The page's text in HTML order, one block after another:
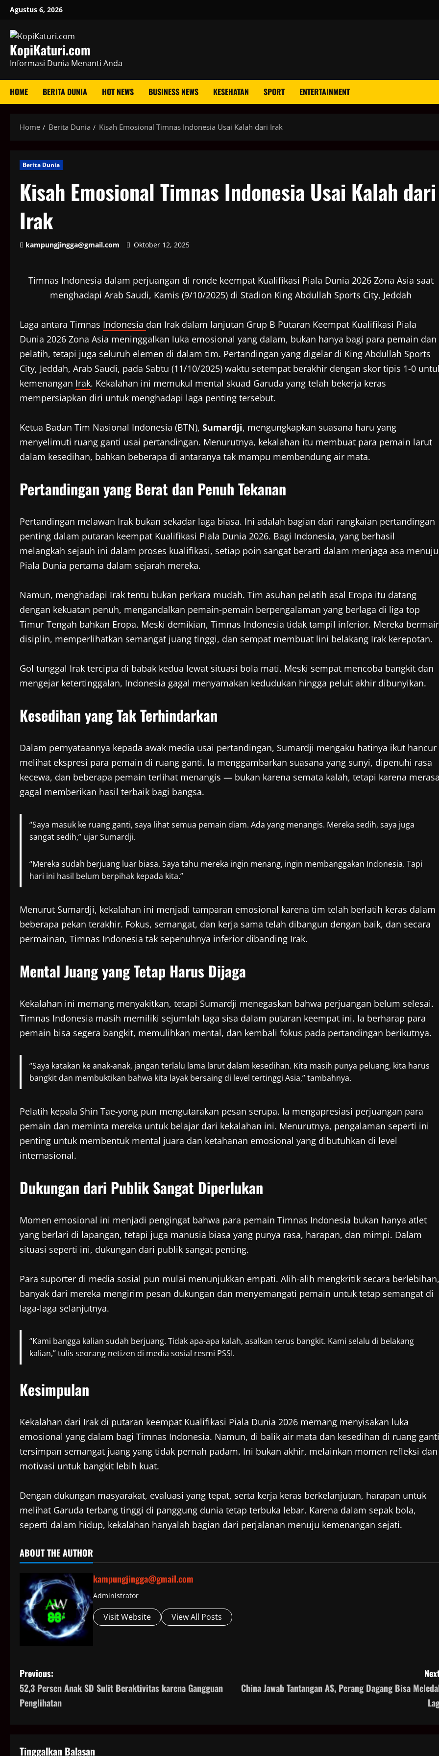
Skip
content
Agustus 6, 2026
KopiKaturi.com
Informasi Dunia Menanti Anda
HOME BERITA DUNIA HOT NEWS BUSINESS NEWS KESEHATAN SPORT ENTERTAINMENT
Home Berita Dunia Kisah Emosional Timnas Indonesia Usai Kalah dari Irak
Berita Dunia
Kisah Emosional Timnas Indonesia Usai Kalah dari
Irak
kampungjingga@gmail.com Oktober 12, 2025
Timnas Indonesia dalam perjuangan di ronde keempat Kualifikasi Piala Dunia 2026 Zona Asia saat
menghadapi Arab Saudi, Kamis (9/10/2025) di Stadion King Abdullah Sports City, Jeddah
Laga antara Timnas Indonesia dan Irak dalam lanjutan Grup B Putaran Keempat Kualifikasi Piala
Dunia 2026 Zona Asia meninggalkan luka emosional yang dalam, bukan hanya bagi para pemain dan
pelatih, tetapi juga seluruh elemen di dalam tim. Pertandingan yang digelar di King Abdullah Sports
City, Jeddah, Arab Saudi, pada Sabtu (11/10/2025) waktu setempat berakhir dengan skor tipis 1-0
kemenangan Irak. Kekalahan ini memukul mental skuad Garuda yang telah bekerja keras
mempersiapkan diri untuk menghadapi laga penting tersebut.
Ketua Badan Tim Nasional Indonesia (BTN), Sumardji, mengungkapkan suasana haru yang
menyelimuti ruang ganti usai pertandingan. Menurutnya, kekalahan itu membuat para pemain larut
dalam kesedihan, bahkan beberapa di antaranya tak mampu membendung air mata.
Pertandingan yang Berat dan Penuh Tekanan
Pertandingan melawan Irak bukan sekadar laga biasa. Ini adalah bagian dari rangkaian pertandingan
penting dalam putaran keempat Kualifikasi Piala Dunia 2026. Bagi Indonesia, yang berhasil
melangkah sejauh ini dalam proses kualifikasi, setiap poin sangat berarti dalam menjaga asa menuju
Piala Dunia pertama dalam sejarah mereka.
Namun, menghadapi Irak tentu bukan perkara mudah. Tim asuhan pelatih asal Eropa itu datang
dengan kekuatan penuh, mengandalkan pemain-pemain berpengalaman yang berlaga di liga top
Timur Tengah bahkan Eropa. Meski demikian, Timnas Indonesia tidak tampil inferior. Mereka
disiplin, memperlihatkan semangat juang tinggi, dan sempat membuat lini belakang Irak kerepotan.
Gol tunggal Irak tercipta di babak kedua lewat situasi bola mati. Meski sempat mencoba bangkit dan
mengejar ketertinggalan, Indonesia gagal menyamakan kedudukan hingga peluit akhir dibunyikan.
Kesedihan yang Tak Terhindarkan
Dalam pernyataannya kepada awak media usai pertandingan, Sumardji mengaku hatinya ikut hancur
melihat ekspresi para pemain di ruang ganti. Ia menggambarkan suasana yang sunyi, dipenuhi rasa
kecewa, dan beberapa pemain terlihat menangis — bukan karena semata kalah, tetapi karena
gagal memberikan hasil terbaik bagi bangsa.
“Saya masuk ke ruang ganti, saya lihat semua pemain diam. Ada yang menangis. Mereka sedih, saya juga
sangat sedih,” ujar Sumardji.
“Mereka sudah berjuang luar biasa. Saya tahu mereka ingin menang, ingin membanggakan Indonesia. Tapi
hari ini hasil belum berpihak kepada kita.”
Menurut Sumardji, kekalahan ini menjadi tamparan emosional karena tim telah berlatih keras dalam
beberapa pekan terakhir. Fokus, semangat, dan kerja sama telah dibangun dengan baik, dan secara
permainan, Timnas Indonesia tak sepenuhnya inferior dibanding Irak.
Mental Juang yang Tetap Harus Dijaga
Kekalahan ini memang menyakitkan, tetapi Sumardji menegaskan bahwa perjuangan belum selesai.
Timnas Indonesia masih memiliki sejumlah laga sisa dalam putaran keempat ini. Ia berharap para
pemain bisa segera bangkit, memulihkan mental, dan kembali fokus pada pertandingan berikutnya.
“Saya katakan ke anak-anak, jangan terlalu lama larut dalam kesedihan. Kita masih punya peluang, kita harus
bangkit dan membuktikan bahwa kita layak bersaing di level tertinggi Asia,” tambahnya.
Pelatih kepala Shin Tae-yong pun mengutarakan pesan serupa. Ia mengapresiasi perjuangan para
pemain dan meminta mereka untuk belajar dari kekalahan ini. Menurutnya, pengalaman seperti ini
penting untuk membentuk mental juara dan ketahanan emosional yang dibutuhkan di level
internasional.
Dukungan dari Publik Sangat Diperlukan
Momen emosional ini menjadi pengingat bahwa para pemain Timnas Indonesia bukan hanya atlet
yang berlari di lapangan, tetapi juga manusia biasa yang punya rasa, harapan, dan mimpi. Dalam
situasi seperti ini, dukungan dari publik sangat penting.
Para suporter di media sosial pun mulai menunjukkan empati. Alih-alih mengkritik secara berlebihan,
banyak dari mereka mengirim pesan dukungan dan menyemangati pemain untuk tetap semangat di
laga-laga selanjutnya.
“Kami bangga kalian sudah berjuang. Tidak apa-apa kalah, asalkan terus bangkit. Kami selalu di belakang
kalian,” tulis seorang netizen di media sosial resmi PSSI.
Kesimpulan
Kekalahan dari Irak di putaran keempat Kualifikasi Piala Dunia 2026 memang menyisakan luka
emosional yang dalam bagi Timnas Indonesia. Namun, di balik air mata dan kesedihan di ruang
tersimpan semangat juang yang tidak pernah padam. Ini bukan akhir, melainkan momen refleksi dan
motivasi untuk bangkit lebih kuat.
Dengan dukungan masyarakat, evaluasi yang tepat, serta kerja keras berkelanjutan, harapan untuk
melihat Garuda terbang tinggi di panggung dunia tetap terbuka lebar. Karena dalam sepak bola,
seperti dalam hidup, kekalahan hanyalah bagian dari perjalanan menuju kemenangan sejati.
ABOUT THE AUTHOR
kampungjingga@gmail.com
Administrator
Visit Website View All Posts
P
o
Previous:
52,3 Persen Anak SD Sulit Beraktivitas karena Gangguan
Penglihatan
China Jawab Tantangan AS, Perang Dagang Bisa
Tinggalkan Balasan